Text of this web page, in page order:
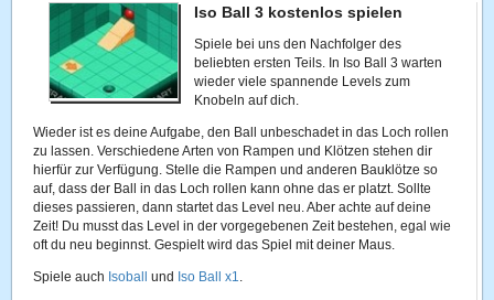
Iso Ball 3 kostenlos spielen
Spiele bei uns den Nachfolger des
beliebten ersten Teils. In Iso Ball 3 warten
wieder viele spannende Levels zum
Knobeln auf dich.
Wieder ist es deine Aufgabe, den Ball unbeschadet in das Loch rollen
zu lassen. Verschiedene Arten von Rampen und Klötzen stehen dir
hierfür zur Verfügung. Stelle die Rampen und anderen Bauklötze so
auf, dass der Ball in das Loch rollen kann ohne das er platzt. Sollte
dieses passieren, dann startet das Level neu. Aber achte auf deine
Zeit! Du musst das Level in der vorgegebenen Zeit bestehen, egal wie
oft du neu beginnst. Gespielt wird das Spiel mit deiner Maus.
Spiele auch Isoball und Iso Ball x1.